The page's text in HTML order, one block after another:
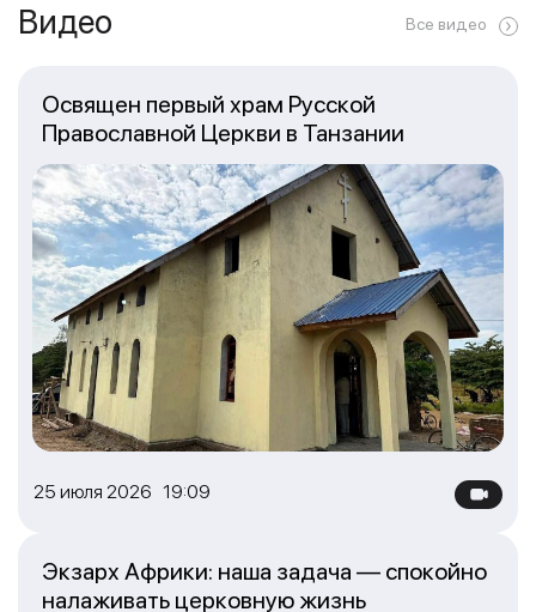
Видео Все видео
25 июля 2026 19:09
Освящен первый храм Русской
Православной Церкви в Танзании
Экзарх Африки: наша задача — спокойно
налаживать церковную жизнь